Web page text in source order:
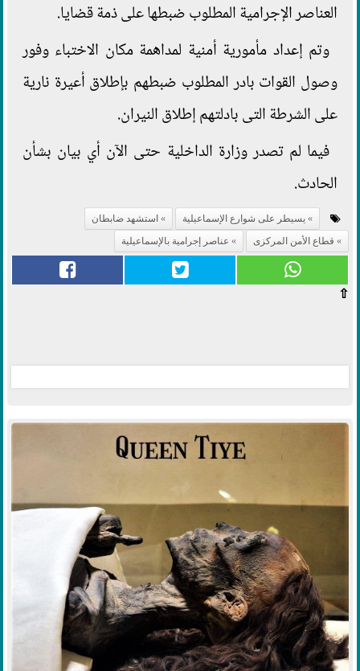
العناصر الإجرامية المطلوب ضبطها على ذمة قضايا.
وتم إعداد مأمورية أمنية لمداهمة مكان الاختباء وفور
وصول القوات بادر المطلوب ضبطهم بإطلاق أعيرة نارية
على الشرطة التى بادلتهم إطلاق النيران.
فيما لم تصدر وزارة الداخلية حتى الآن أي بيان بشأن
الحادث.
يسيطر على شوارع الإسماعيلية
استشهد ضابطان
قطاع الأمن المركزى
عناصر إجرامية بالإسماعيلية
⇧